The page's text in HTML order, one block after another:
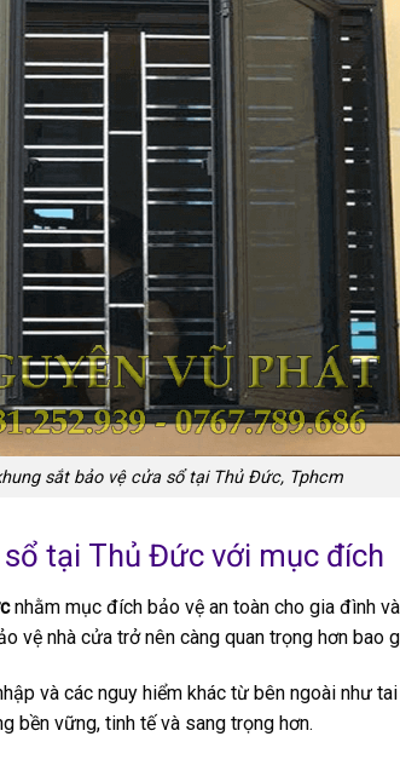
sắt bảo vệ cửa sổ tại Thủ Đức, Tphcm
tại Thủ Đức với mục đích
nhằm mục đích bảo vệ an toàn cho gia đình
vệ nhà cửa trở nên càng quan trọng hơn bao
và các nguy hiểm khác từ bên ngoài như
bền vững, tinh tế và sang trọng hơn.